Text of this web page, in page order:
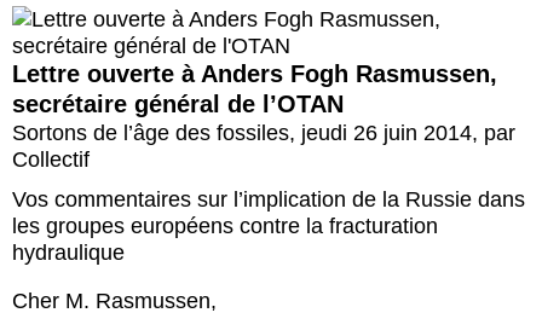
Lettre ouverte à Anders Fogh Rasmussen,
secrétaire général de l’OTAN
Sortons de l’âge des fossiles, jeudi 26 juin 2014, par
Collectif
Vos commentaires sur l’implication de la Russie dans
les groupes européens contre la fracturation
hydraulique
Cher M. Rasmussen,